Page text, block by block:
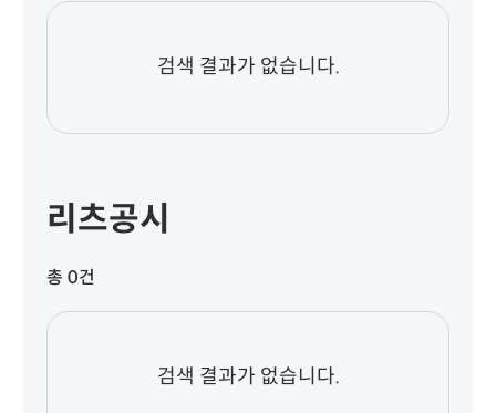
검색 결과가 없습니다.
리츠공시
총 0건
검색 결과가 없습니다.